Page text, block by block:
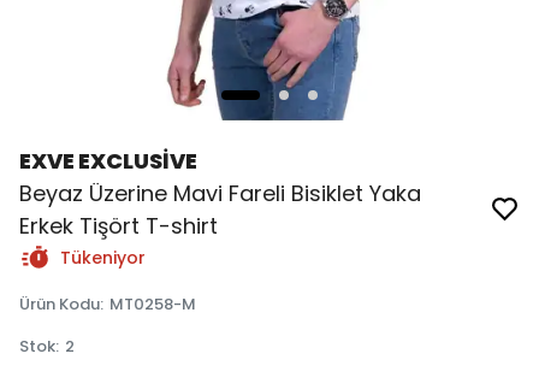
EXVE EXCLUSİVE
Beyaz Üzerine Mavi Fareli Bisiklet Yaka
Erkek Tişört T-shirt
Tükeniyor
Ürün Kodu: MT0258-M
Stok: 2